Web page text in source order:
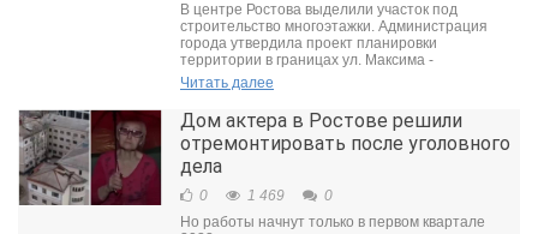
В центре Ростова выделили участок под
строительство многоэтажки. Администрация
города утвердила проект планировки
территории в границах ул. Максима -
Читать далее
Дом актера в Ростове решили
отремонтировать после уголовного
дела
0 1 469
0
Но работы начнут только в первом квартале